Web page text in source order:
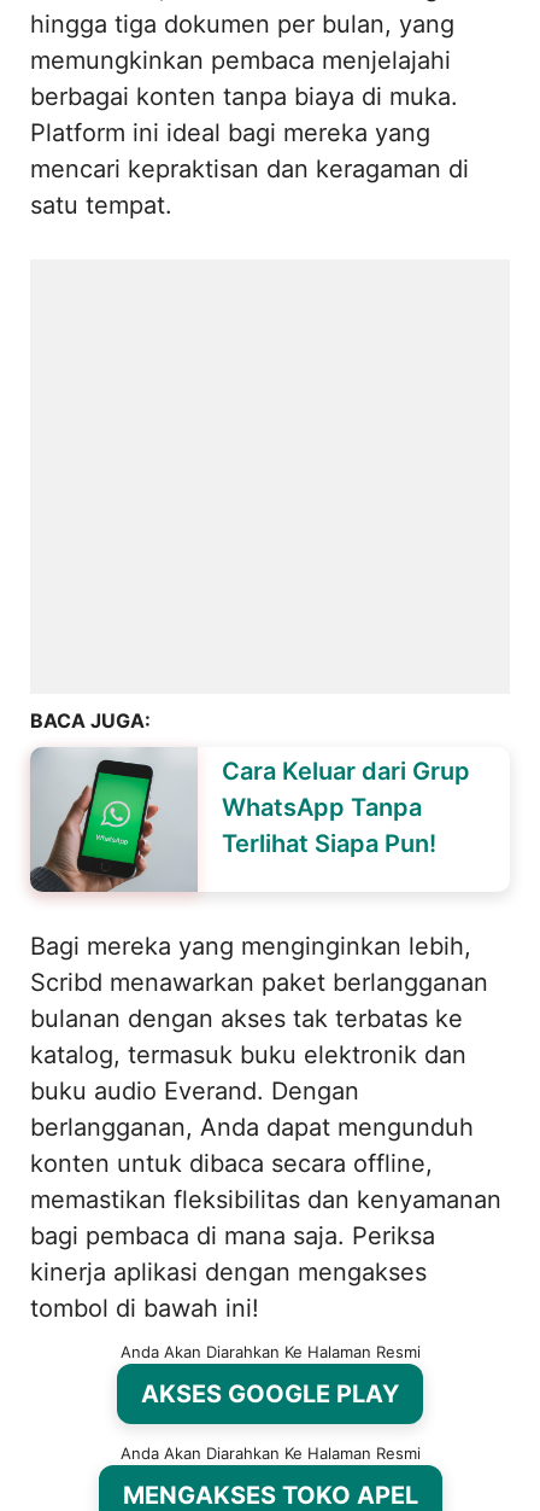
hingga tiga dokumen per bulan, yang
memungkinkan pembaca menjelajahi
berbagai konten tanpa biaya di muka.
Platform ini ideal bagi mereka yang
mencari kepraktisan dan keragaman di
satu tempat.
BACA JUGA:
Cara Keluar dari Grup
WhatsApp Tanpa
Terlihat Siapa Pun!
Bagi mereka yang menginginkan lebih,
Scribd menawarkan paket berlangganan
bulanan dengan akses tak terbatas ke
katalog, termasuk buku elektronik dan
buku audio Everand. Dengan
berlangganan, Anda dapat mengunduh
konten untuk dibaca secara offline,
memastikan fleksibilitas dan kenyamanan
bagi pembaca di mana saja. Periksa
kinerja aplikasi dengan mengakses
tombol di bawah ini!
Anda Akan Diarahkan Ke Halaman Resmi
AKSES GOOGLE PLAY
Anda Akan Diarahkan Ke Halaman Resmi
MENGAKSES TOKO APEL